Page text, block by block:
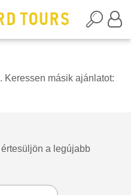
Keressen másik ajánlatot:
a legújabb